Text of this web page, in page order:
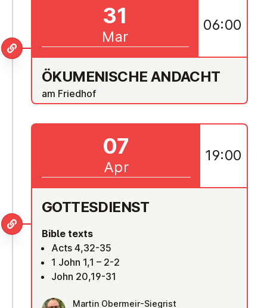
ÖKU­MEN­IS­CHE ANDACHT
am Friedhof
31
Mar
06:00
GOTTES­DI­ENST
Bible texts
Acts 4,32-35
1 John 1,1 – 2-2
John 20,19-31
Martin Obermeir-Siegrist
07
Apr
19:00